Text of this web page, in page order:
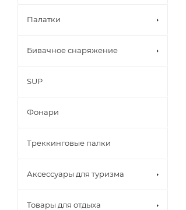
Палатки
Бивачное снаряжение
SUP
Фонари
Треккинговые палки
Аксессуары для туризма
Товары для отдыха